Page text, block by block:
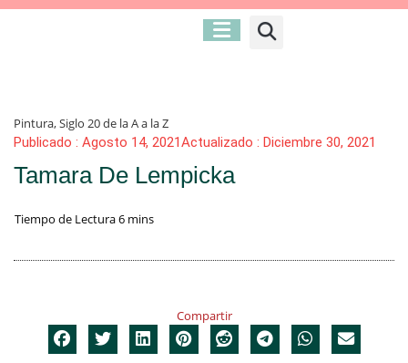
Pintura,Siglo 20 de la A a la Z
Publicado : Agosto 14, 2021Actualizado : Diciembre 30, 2021
Tamara De Lempicka
Compartir